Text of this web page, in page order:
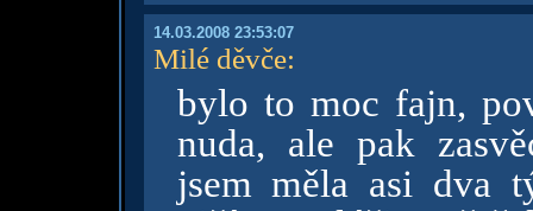
14.03.2008 23:53:07
Milé děvče:
bylo to moc fajn,
nuda, ale pak
jsem měla asi dva